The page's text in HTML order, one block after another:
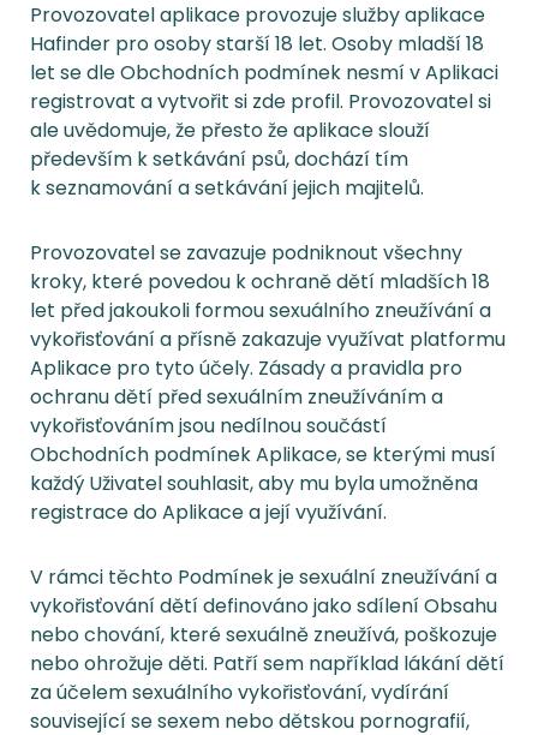
Provozovatel aplikace provozuje služby aplikace
Hafinder pro osoby starší 18 let. Osoby mladší 18
let se dle Obchodních podmínek nesmí v Aplikaci
registrovat a vytvořit si zde profil. Provozovatel si
ale uvědomuje, že přesto že aplikace slouží
především k setkávání psů, dochází tím
k seznamování a setkávání jejich majitelů.
Provozovatel se zavazuje podniknout všechny
kroky, které povedou k ochraně dětí mladších 18
let před jakoukoli formou sexuálního zneužívání a
vykořisťování a přísně zakazuje využívat platformu
Aplikace pro tyto účely. Zásady a pravidla pro
ochranu dětí před sexuálním zneužíváním a
vykořisťováním jsou nedílnou součástí
Obchodních podmínek Aplikace, se kterými musí
každý Uživatel souhlasit, aby mu byla umožněna
registrace do Aplikace a její využívání.
V rámci těchto Podmínek je sexuální zneužívání a
vykořisťování dětí definováno jako sdílení Obsahu
nebo chování, které sexuálně zneužívá, poškozuje
nebo ohrožuje děti. Patří sem například lákání dětí
za účelem sexuálního vykořisťování, vydírání
související se sexem nebo dětskou pornografií,